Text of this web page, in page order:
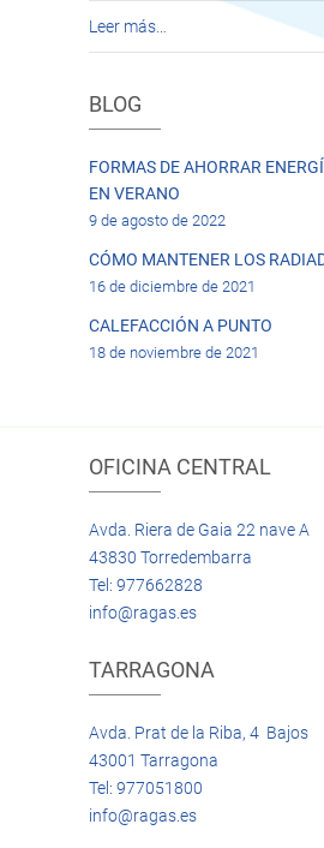
Leer más…
BLOG
FORMAS DE AHORRAR
EN VERANO
9 de agosto de 2022
CÓMO MANTENER LOS
16 de diciembre de 2021
CALEFACCIÓN A PUNTO
18 de noviembre de 2021
OFICINA CENTRAL
Avda. Riera de Gaia 22 nave A
43830 Torredembarra
Tel: 977662828
info@ragas.es
TARRAGONA
Avda. Prat de la Riba, 4 Bajos
43001 Tarragona
Tel: 977051800
info@ragas.es